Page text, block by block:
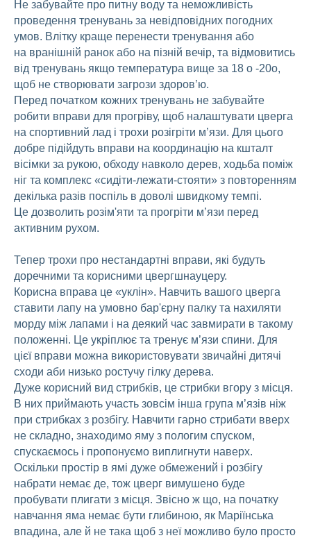
Не забувайте про питну воду та неможливість
проведення тренувань за невідповідних погодних
умов. Влітку краще перенести тренування або
на вранішній ранок або на пізній вечір, та відмовитись
від тренувань якщо температура вище за 18 о -20о,
щоб не створювати загрози здоров’ю.
Перед початком кожних тренувань не забувайте
робити вправи для прогріву, щоб налаштувати цверга
на спортивний лад і трохи розігріти м’язи. Для цього
добре підійдуть вправи на координацію на кшталт
вісімки за рукою, обходу навколо дерев, ходьба поміж
ніг та комплекс «сидіти-лежати-стояти» з повторенням
декілька разів поспіль в доволі швидкому темпі.
Це дозволить розім'яти та прогріти м’язи перед
активним рухом.
Тепер трохи про нестандартні вправи, які будуть
доречними та корисними цвергшнауцеру.
Корисна вправа це «уклін». Навчить вашого цверга
ставити лапу на умовно бар'єрну палку та нахиляти
морду між лапами і на деякий час завмирати в такому
положенні. Це укріплює та тренує м’язи спини. Для
цієї вправи можна використовувати звичайні дитячі
сходи аби низько ростучу гілку дерева.
Дуже корисний вид стрибків, це стрибки вгору з місця.
В них приймають участь зовсім інша група м’язів ніж
при стрибках з розбігу. Навчити гарно стрибати вверх
не складно, знаходимо яму з пологим спуском,
спускаємось і пропонуємо виплигнути наверх.
Оскільки простір в ямі дуже обмежений і розбігу
набрати немає де, тож цверг вимушено буде
пробувати плигати з місця. Звісно ж що, на початку
навчання яма немає бути глибиною, як Маріїнська
впадина, але й не така щоб з неї можливо було просто